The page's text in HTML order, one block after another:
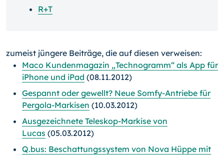
R+T
zumeist jüngere Beiträge, die auf diesen verweisen:
Maco Kundenmagazin „Technogramm“ als App für
iPhone und iPad (08.11.2012)
Gespannt oder gewellt? Neue Somfy-Antriebe für
Pergola-Markisen (10.03.2012)
Ausgezeichnete Teleskop-Markise von
Lucas (05.03.2012)
Q.bus: Beschattungssystem von Nova Hüppe mit